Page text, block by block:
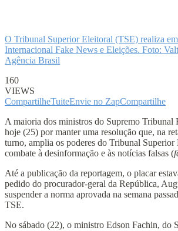
O Tribunal Superior Eleitoral (TSE) realiza
Internacional Fake News e Eleições. Foto:
Agência Brasil
160
VIEWS
CompartilheTuiteEnvie no ZapCompartilhe
A maioria dos ministros do Supremo Tribunal
hoje (25) por manter uma resolução que, na
turno, amplia os poderes do Tribunal
combate à desinformação e às notícias falsas (
Até a publicação da reportagem, o placar
pedido do procurador-geral da República,
suspender a norma aprovada na semana
TSE.
No sábado (22), o ministro Edson Fachin, do